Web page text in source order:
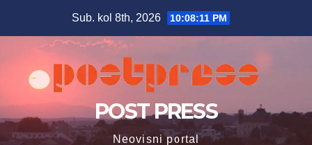
Sub. kol 8th, 2026 10:08:12 PM
POST PRESS
Neovisni portal